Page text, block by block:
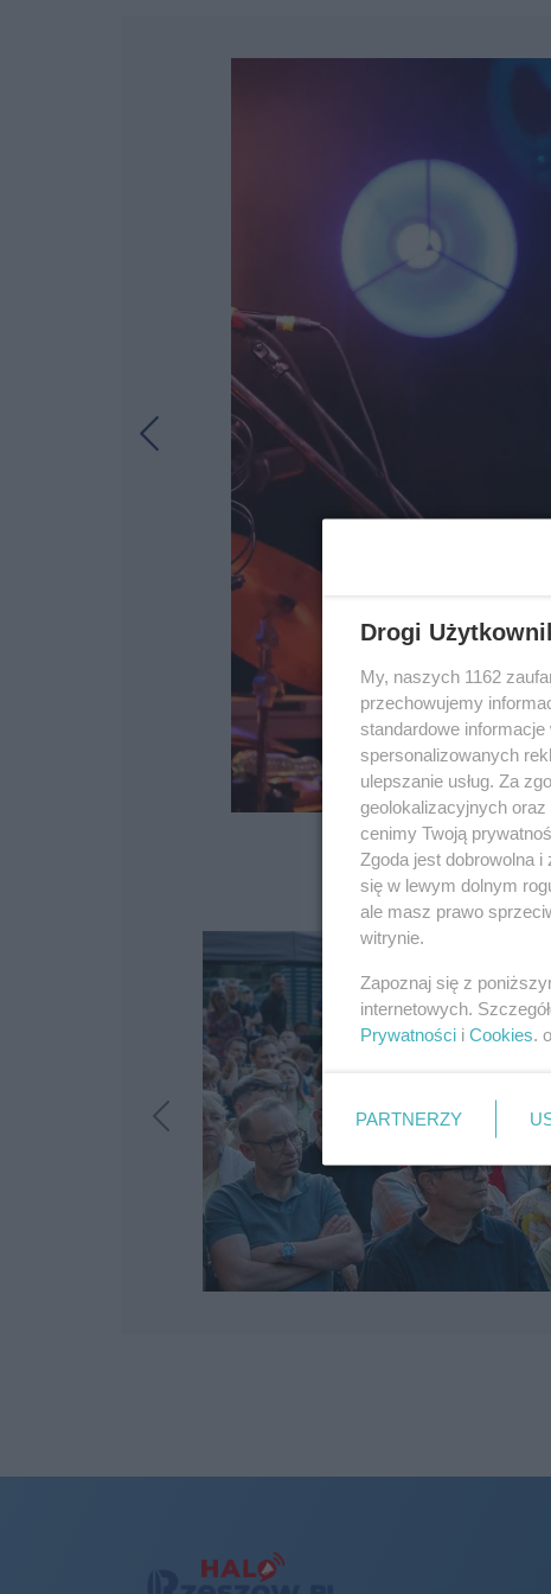
Drogi
My, naszych 1162
przechowujemy
standardowe
spersonalizowanych
ulepszanie usług. Za
geolokalizacyjnych
cenimy Twoją
Zgoda jest dobrowolna
się w lewym dolnym
ale masz prawo
witrynie.
Zapoznaj się z
internetowych.
Prywatności i Cookies.
PARTNERZY